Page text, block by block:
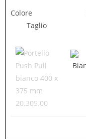
Colore
Taglio
20.305.00